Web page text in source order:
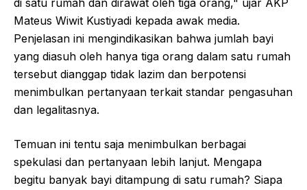
di satu rumah dan dirawat oleh tiga orang," ujar AKP
Mateus Wiwit Kustiyadi kepada awak media.
Penjelasan ini mengindikasikan bahwa jumlah bayi
yang diasuh oleh hanya tiga orang dalam satu rumah
tersebut dianggap tidak lazim dan berpotensi
menimbulkan pertanyaan terkait standar pengasuhan
dan legalitasnya.
Temuan ini tentu saja menimbulkan berbagai
spekulasi dan pertanyaan lebih lanjut. Mengapa
begitu banyak bayi ditampung di satu rumah? Siapa